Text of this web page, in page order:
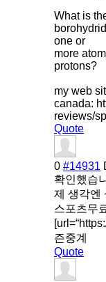
What is
one or
more
protons?
my web
canada:
reviews/
Quote
0 #14931
확인했습
제 생각엔
스포츠무
즌중계
Quote